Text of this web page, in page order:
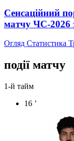
Сенсаційний
матчу ЧС-2026
Огляд Статистика
події матчу
1-й тайм
16 ’